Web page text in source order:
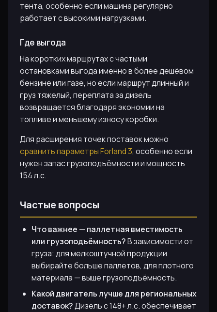
тента, особенно если машина регулярно
работает с высокими нагрузками.
Где выгода
На коротких маршрутах с частыми
остановками выгода именно в более дешёвом
бензине или газе, но если маршрут длинный и
груз тяжелый, переплата за дизель
возвращается благодаря экономии на
топливе и меньшему износу коробки.
Для расширения точек поставок можно
сравнить параметры Forland 3, особенно если
нужен запас грузоподъёмности и мощность
154 л.с.
Частые вопросы
Что важнее — паллетная вместимость
или грузоподъёмность?В зависимости от
груза: для мелкоштучной продукции
выбирайте больше паллетов, для плотного
материала — выше грузоподъёмность.
Какой двигатель лучше для региональных
доставок?Дизель с 148+ л.с. обеспечивает